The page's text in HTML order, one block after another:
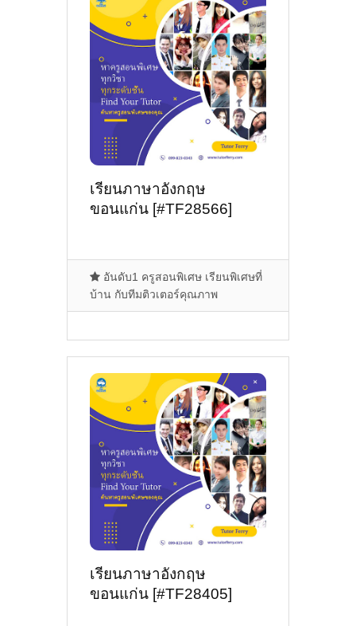
เรียนภาษาอังกฤษ
ขอนแก่น [#TF28566]
อันดับ1 ครูสอนพิเศษ เรียนพิเศษที่
บ้าน กับทีมติวเตอร์คุณภาพ
เรียนภาษาอังกฤษ
ขอนแก่น [#TF28405]